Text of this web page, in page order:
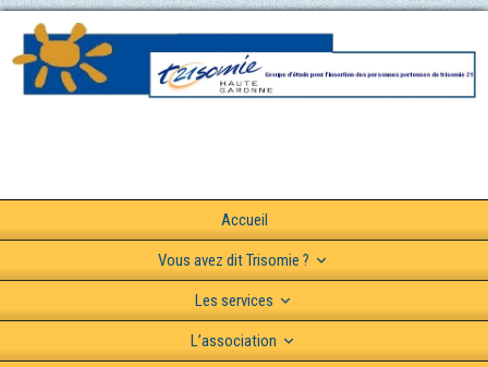
Accueil
Vous avez dit Trisomie ?
Les services
L’association